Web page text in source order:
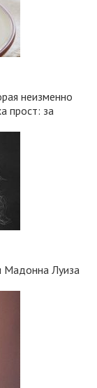
неизменно
прост: за
Мадонна Луиза